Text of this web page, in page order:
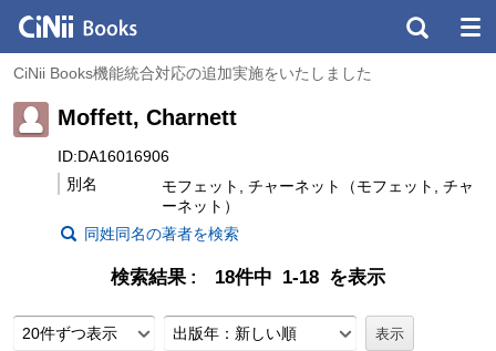
CiNii Books機能統合対応の追加実施をいたしました
Moffett, Charnett
ID:DA16016906
別名
モフェット, チャーネット（モフェット, チャ
ーネット）
同姓同名の著者を検索
検索結果 18件中 1-18 を表示
20件ずつ表示 出版年：新しい順